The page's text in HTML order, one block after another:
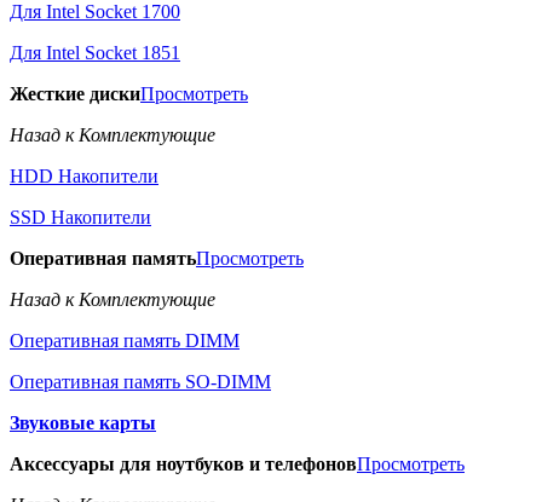
Для Intel Socket 1700
Для Intel Socket 1851
Жесткие дискиПросмотреть
Назад к Комплектующие
HDD Накопители
SSD Накопители
Оперативная памятьПросмотреть
Назад к Комплектующие
Оперативная память DIMM
Оперативная память SO-DIMM
Звуковые карты
Аксессуары для ноутбуков и телефоновПросмотреть